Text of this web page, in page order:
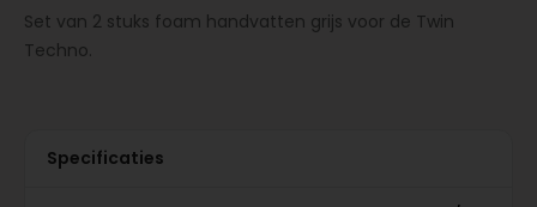
Set van 2 stuks foam handvatten grijs voor de Twin
Techno.
Specificaties